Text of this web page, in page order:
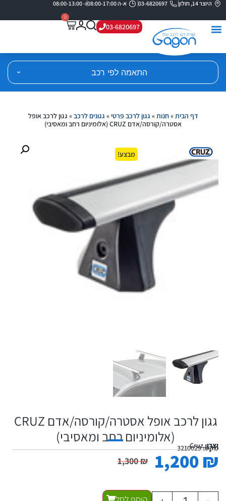
היוצר 14, חולון 03-6820697 א-ה 08:00-17:00 ו- 08:00-13:00
03-6820697
0
התאמה לפי רכב
דף הבית»חנות» גגון לרכב פרטי» גגונים לרכב» גגון לרכב אופל
אסטרה/קורסה/אדם CRUZ (אלומיניום רחב ומאסיבי)
מבצע!
גגון לרכב אופל אסטרה/קורסה/אדם CRUZ
(אלומיניום רחב ומאסיבי)
יצרן:Cruzמקט:3210029
1,300₪ 1,200₪